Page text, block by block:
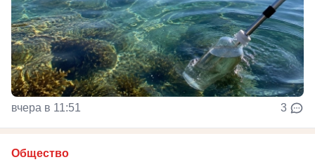
вчера в 11:51 3
Общество